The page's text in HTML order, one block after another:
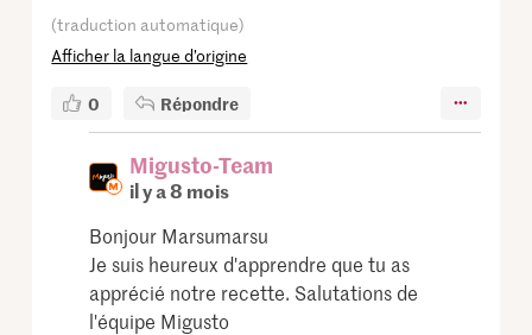
(traduction automatique)
Afficher la langue d’origine
0 Répondre
Migusto-Team
il y a 8 mois
Bonjour Marsumarsu
Je suis heureux d'apprendre que tu as
apprécié notre recette. Salutations de
l'équipe Migusto